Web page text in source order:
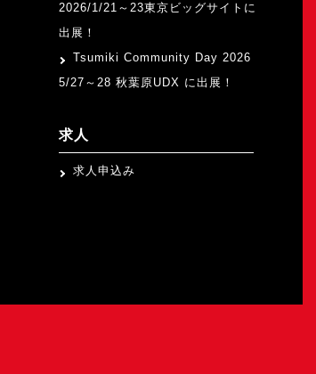
2026/1/21～23東京ビッグサイトに
出展！
Tsumiki Community Day 2026
5/27～28 秋葉原UDX に出展！
求人
求人申込み